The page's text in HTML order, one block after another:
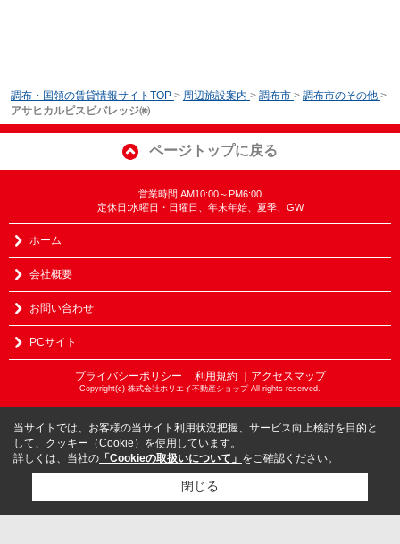
調布・国領の賃貸情報サイトTOP > 周辺施設案内 > 調布市 > 調布市のその他 >
アサヒカルピスビバレッジ㈱
ページトップに戻る
営業時間:AM10:00～PM6:00
定休日:水曜日・日曜日、年末年始、夏季、GW
ホーム
会社概要
お問い合わせ
PCサイト
プライバシーポリシー ｜ 利用規約 ｜アクセスマップ
Copyright(c) 株式会社ホリエイ不動産ショップ All rights reserved.
当サイトでは、お客様の当サイト利用状況把握、サービス向上検討を目的と
して、クッキー（Cookie）を使用しています。
詳しくは、当社の 「Cookieの取扱いについて」 をご確認ください。
閉じる